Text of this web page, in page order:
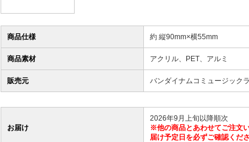
商品仕様 約 縦90mm×横55mm
商品素材 アクリル、PET、アルミ
販売元 バンダイナムコミュージック
お届け
2026年9月上旬以降順次
※他の商品とあわせてご注文
届け予定日を必ずご確認くださ